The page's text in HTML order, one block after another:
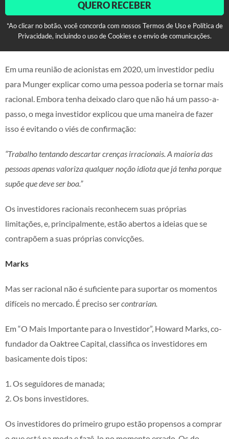
QUERO RECEBER
*Ao clicar no botão, você concorda com nossos Termos de Uso e Política de
Privacidade, incluindo o uso de Cookies e o envio de comunicações.
Em uma reunião de acionistas em 2020, um investidor pediu
para Munger explicar como uma pessoa poderia se tornar mais
racional. Embora tenha deixado claro que não há um passo-a-
passo, o mega investidor explicou que uma maneira de fazer
isso é evitando o viés de confirmação:
“Trabalho tentando descartar crenças irracionais. A maioria das
pessoas apenas valoriza qualquer noção idiota que já tenha porque
supõe que deve ser boa.”
Os investidores racionais reconhecem suas próprias
limitações, e, principalmente, estão abertos a ideias que se
contrapõem a suas próprias convicções.
Marks
Mas ser racional não é suficiente para suportar os momentos
difíceis no mercado. É preciso sercontrarian.
Em “O Mais Importante para o Investidor”, Howard Marks, co-
fundador da Oaktree Capital, classifica os investidores em
basicamente dois tipos:
1. Os seguidores de manada;
2. Os bons investidores.
Os investidores do primeiro grupo estão propensos a comprar